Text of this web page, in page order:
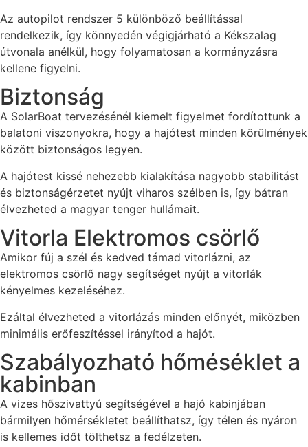
Az autopilot rendszer 5 különböző beállítással
rendelkezik, így könnyedén végigjárható a Kékszalag
útvonala anélkül, hogy folyamatosan a kormányzásra
kellene figyelni.
Biztonság
A SolarBoat tervezésénél kiemelt figyelmet fordítottunk a
balatoni viszonyokra, hogy a hajótest minden körülmények
között biztonságos legyen.
A hajótest kissé nehezebb kialakítása nagyobb stabilitást
és biztonságérzetet nyújt viharos szélben is, így bátran
élvezheted a magyar tenger hullámait.
Vitorla Elektromos csörlő
Amikor fúj a szél és kedved támad vitorlázni, az
elektromos csörlő nagy segítséget nyújt a vitorlák
kényelmes kezeléséhez.
Ezáltal élvezheted a vitorlázás minden előnyét, miközben
minimális erőfeszítéssel irányítod a hajót.
Szabályozható hőméséklet a
kabinban
A vizes hőszivattyú segítségével a hajó kabinjában
bármilyen hőmérsékletet beállíthatsz, így télen és nyáron
is kellemes időt tölthetsz a fedélzeten.